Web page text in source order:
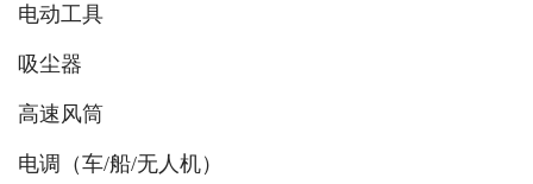
电动工具
吸尘器
高速风筒
电调（车/船/无人机）